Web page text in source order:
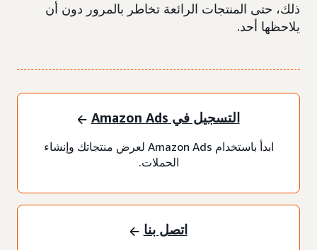
ذلك، حتى المنتجات الرائعة تخاطر بالمرور دون أن
يلاحظها أحد.
التسجيل في Amazon Ads
ابدأ باستخدام Amazon Ads لعرض منتجاتك وإنشاء
الحملات.
اتصل بنا